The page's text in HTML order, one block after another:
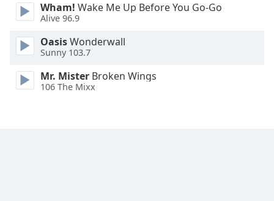
dialog
window.
Wham! Wake Me Up Before You Go-Go
Alive 96.9
OasisWonderwall
Sunny 103.7
Mr. Mister Broken Wings
106 The Mixx